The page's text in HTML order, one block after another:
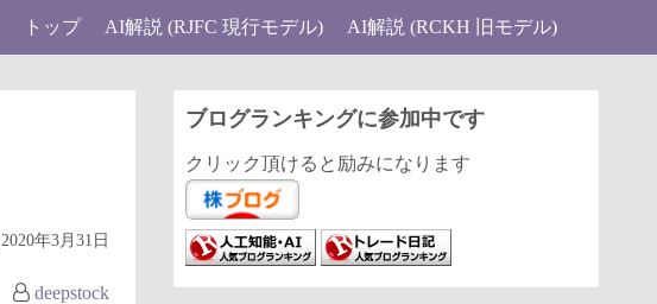
トップ AI解説 (RJFC 現行モデル) AI解説 (RCKH 旧モデル)
2020年3月31日
deepstock
ブログランキングに参加中です
クリック頂けると励みになります